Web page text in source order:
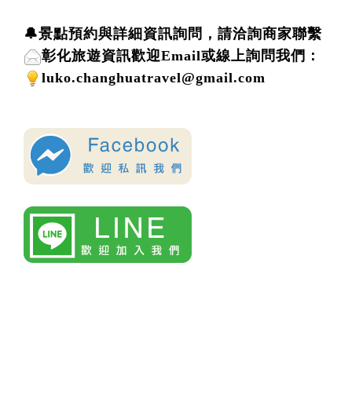
🔔景點預約與詳細資訊詢問，請洽詢商家聯繫
彰化旅遊資訊歡迎Email或線上詢問我們 ：
luko.changhuatravel@gmail.com